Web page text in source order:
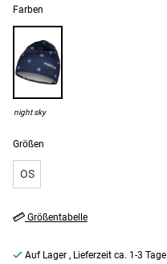
Größen
OS
Farben
night sky
Größentabelle
Auf Lager , Lieferzeit ca. 1-3 Tage